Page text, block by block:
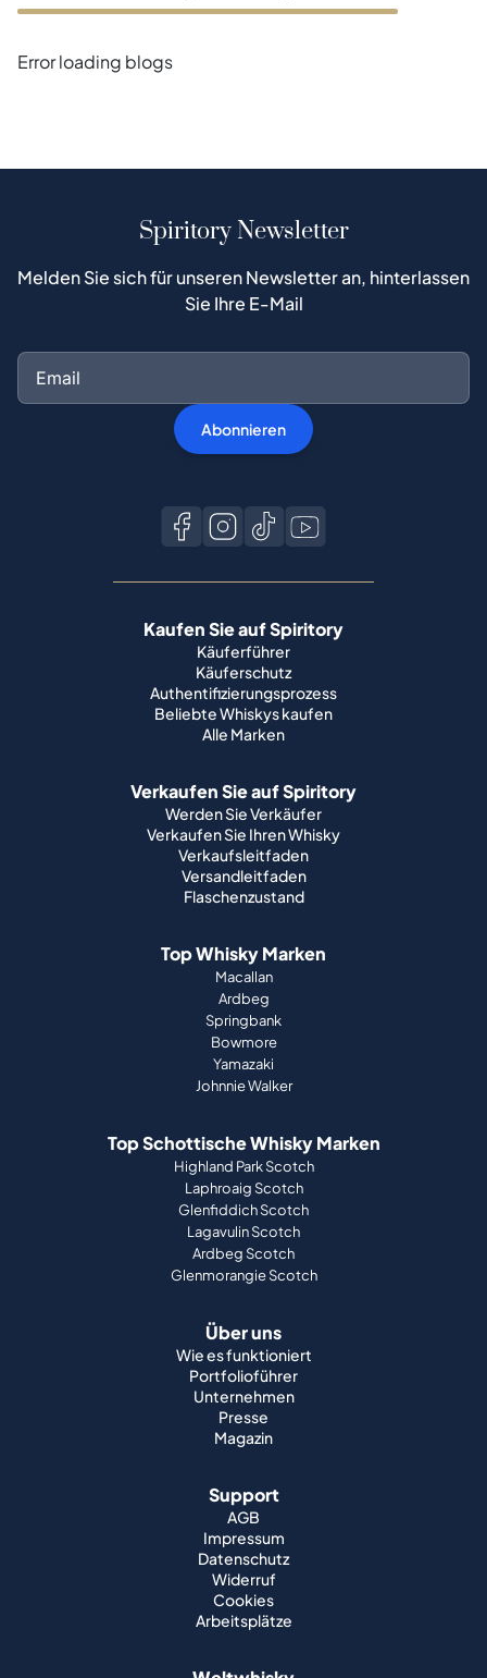
Error loading blogs
Spiritory Newsletter
Melden Sie sich für unseren Newsletter an, hinterlassen
Sie Ihre E-Mail
Abonnieren
Kaufen Sie auf Spiritory
Käuferführer
Käuferschutz
Authentifizierungsprozess
Beliebte Whiskys kaufen
Alle Marken
Verkaufen Sie auf Spiritory
Werden Sie Verkäufer
Verkaufen Sie Ihren Whisky
Verkaufsleitfaden
Versandleitfaden
Flaschenzustand
Top Whisky Marken
Macallan
Ardbeg
Springbank
Bowmore
Yamazaki
Johnnie Walker
Top Schottische Whisky Marken
Highland Park Scotch
Laphroaig Scotch
Glenfiddich Scotch
Lagavulin Scotch
Ardbeg Scotch
Glenmorangie Scotch
Über uns
Wie es funktioniert
Portfolioführer
Unternehmen
Presse
Magazin
Support
AGB
Impressum
Datenschutz
Widerruf
Cookies
Arbeitsplätze